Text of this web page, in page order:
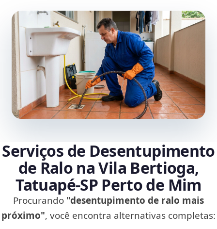
Serviços de Desentupimento
de Ralo na Vila Bertioga,
Tatuapé‑SP Perto de Mim
Procurando "desentupimento de ralo mais
próximo", você encontra alternativas completas: